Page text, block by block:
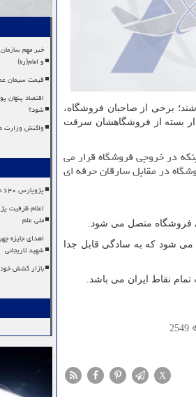
برخی از صاحبان فروشگاه،
بسته از فروشگاهشان سرقت
در خروجی فروشگاه قرار می
در مقابل سارقان حرفه ای
فروشگاه متصل می شود.
می شود که به سادگی قابل جدا
تمام نقاط ایران می باشد.
2549
X
خبر مهم سازمان
و امام(ره)
قیمت سیمان عمده
اقتصاد پنهان
شود؟
واکنش وزارت
پژوپارس ۶۴۰ میلیون تومان شد
اعلام ظرفیت
ملی علم
اهدای جایزه
شهید لاریجانی
بازار کشش خودرو های